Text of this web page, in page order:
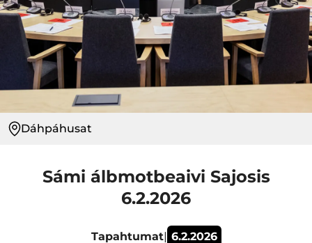
Dáhpáhusat
Sámi álbmotbeaivi Sajosis
6.2.2026
Tapahtumat| 6.2.2026